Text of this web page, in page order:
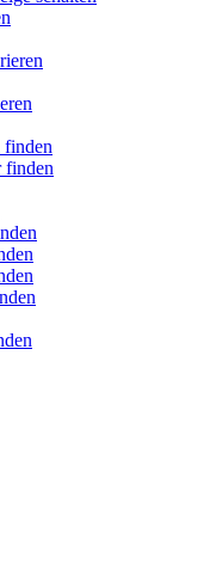
finden
finden